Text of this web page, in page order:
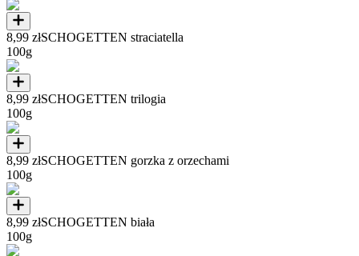
8,99 złSCHOGETTEN straciatella
100g
8,99 złSCHOGETTEN trilogia
100g
8,99 złSCHOGETTEN gorzka z orzechami
100g
8,99 złSCHOGETTEN biała
100g